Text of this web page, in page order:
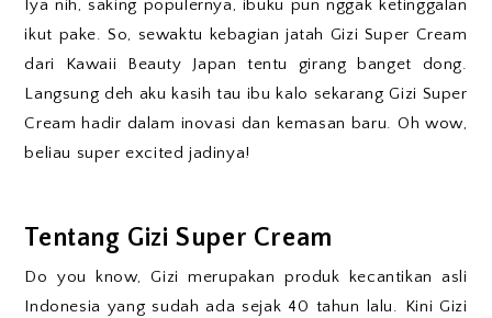
Iya nih, saking populernya, ibuku pun nggak ketinggalan
ikut pake. So, sewaktu kebagian jatah Gizi Super Cream
dari Kawaii Beauty Japan tentu girang banget dong.
Langsung deh aku kasih tau ibu kalo sekarang Gizi Super
Cream hadir dalam inovasi dan kemasan baru. Oh wow,
beliau super excited jadinya!
Tentang Gizi Super Cream
Do you know, Gizi merupakan produk kecantikan asli
Indonesia yang sudah ada sejak 40 tahun lalu. Kini Gizi